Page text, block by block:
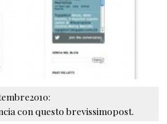
con questo brevissimopost.